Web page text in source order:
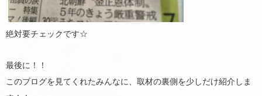
絶対要チェックです☆
最後に！！
このブログを見てくれたみんなに、取材の裏側を少しだけ紹介しま